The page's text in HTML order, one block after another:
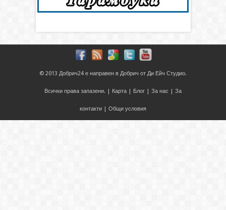
© 2013 Добрич24 е направен в Добрич от Ди Ейч Студио.
Всички права запазени. | Карта | Блог | За нас | За
контакти | Общи условия